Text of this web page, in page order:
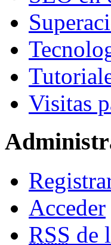
Visitas
Acceder
RSS de